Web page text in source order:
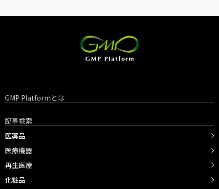
GMP Platformとは
記事検索
医薬品
医療機器
再生医療
化粧品